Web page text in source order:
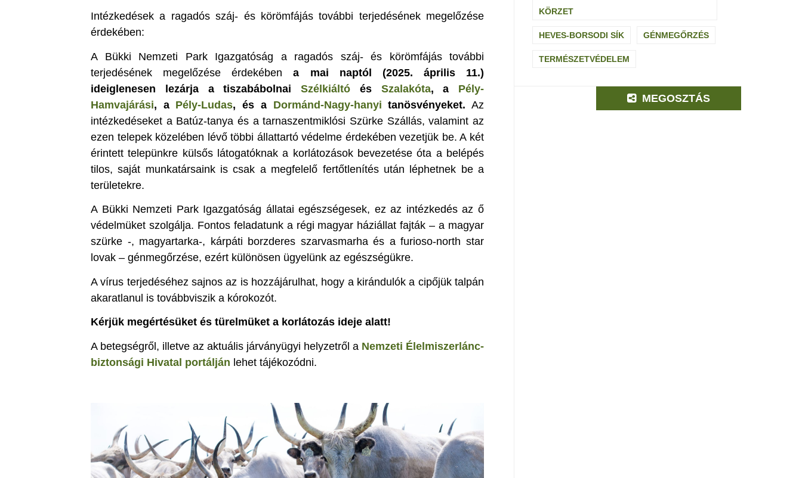
Intézkedések a ragadós száj- és körömfájás további terjedésének megelőzése
érdekében:
A Bükki Nemzeti Park Igazgatóság a ragadós száj- és körömfájás további
terjedésének megelőzése érdekébena mai naptól (2025. április 11.)
ideiglenesen lezárja a tiszabábolnai Szélkiáltó és Szalakóta, a Pély-
Hamvajárási, a Pély-Ludas, és a Dormánd-Nagy-hanyi tanösvényeket. Az
intézkedéseket a Batúz-tanya és a tarnaszentmiklósi Szürke Szállás, valamint az
ezen telepek közelében lévő többi állattartó védelme érdekében vezetjük be. A két
érintett telepünkre külsős látogatóknak a korlátozások bevezetése óta a belépés
tilos, saját munkatársaink is csak a megfelelő fertőtlenítés után léphetnek be a
területekre.
A Bükki Nemzeti Park Igazgatóság állatai egészségesek, ez az intézkedés az ő
védelmüket szolgálja. Fontos feladatunk a régi magyar háziállat fajták – a magyar
szürke -, magyartarka-, kárpáti borzderes szarvasmarha és a furioso-north star
lovak – génmegőrzése, ezért különösen ügyelünk az egészségükre.
A vírus terjedéséhez sajnos az is hozzájárulhat, hogy a kirándulók a cipőjük talpán
akaratlanul is továbbviszik a kórokozót.
Kérjük megértésüket és türelmüket a korlátozás ideje alatt!
A betegségről, illetve az aktuális járványügyi helyzetről a Nemzeti Élelmiszerlánc-
biztonsági Hivatal portálján lehet tájékozódni.
KÖRZET
HEVES-BORSODI SÍK GÉNMEGŐRZÉS
TERMÉSZETVÉDELEM
MEGOSZTÁS